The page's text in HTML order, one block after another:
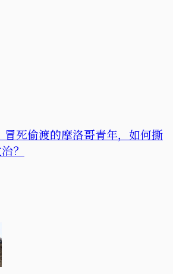
冒死偷渡的摩洛哥青年，如何撕
？